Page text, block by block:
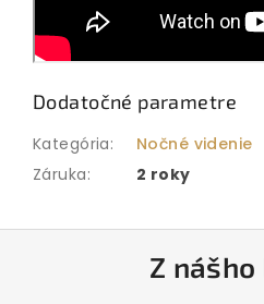
Dodatočné parametre
Kategória:
Nočné videnie
Záruka: 2 roky
Z